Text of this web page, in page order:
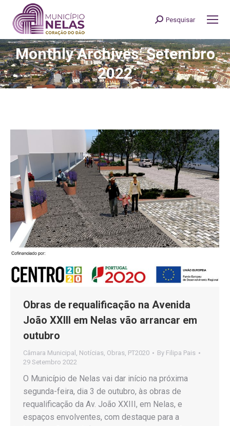
Search:
Pesquisar
Monthly Archives: Setembro
2022
You are here:
Obras de requalificação na Avenida
João XXIII em Nelas vão arrancar em
outubro
Câmara Municipal Notícias Obras PT2020 By Filipa Pais
29 Setembro 2022
O Município de Nelas vai dar início na próxima
segunda-feira, dia 3 de outubro, às obras de
requalificação da Av. João XXIII, em Nelas, e
espaços envolventes, com destaque para a